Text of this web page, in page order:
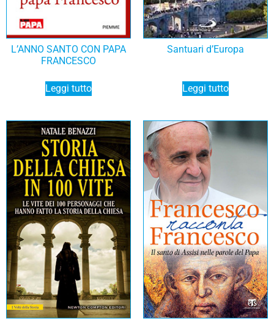
L’ANNO SANTO CON PAPA
FRANCESCO
Leggi tutto
Santuari d’Europa
Leggi tutto